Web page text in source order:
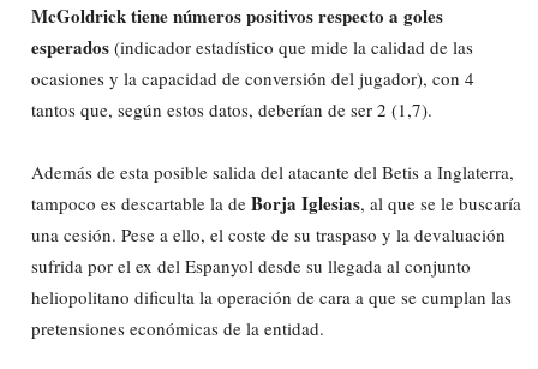
McGoldrick tiene números positivos respecto a goles
esperados (indicador estadístico que mide la calidad de las
ocasiones y la capacidad de conversión del jugador), con 4
tantos que, según estos datos, deberían de ser 2 (1,7).
Además de esta posible salida del atacante del Betis a Inglaterra,
tampoco es descartable la de Borja Iglesias, al que se le buscaría
una cesión. Pese a ello, el coste de su traspaso y la devaluación
sufrida por el ex del Espanyol desde su llegada al conjunto
heliopolitano dificulta la operación de cara a que se cumplan las
pretensiones económicas de la entidad.